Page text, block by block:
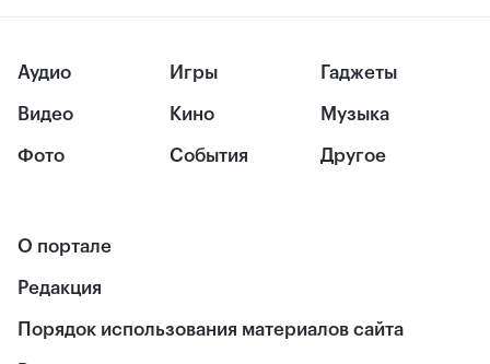
Аудио
Видео
Фото
Игры
Кино
События
Гаджеты
Музыка
Другое
О портале
Редакция
Порядок использования материалов сайта